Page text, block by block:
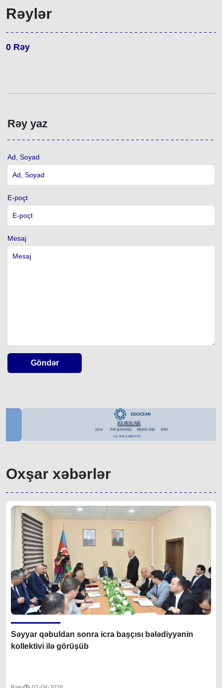
Rəylər
0 Rəy
Rəy yaz
Ad, Soyad
E-poçt
Mesaj
Göndər
Oxşar xəbərlər
Səyyar qəbuldan sonra icra başçısı bələdiyyənin
kollektivi ilə görüşüb